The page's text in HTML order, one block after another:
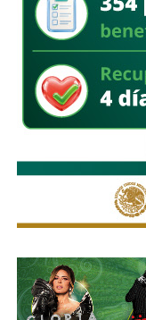
superar esa
casi todos los
contra el Holstein
La maquina
pregunta es,
Tiene por delante
la Lazio y en
puntos, su más
La tarea de Flick
jugadores ahora que